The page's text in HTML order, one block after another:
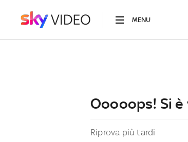
MENU
Ooooops! Si
Riprova più tardi